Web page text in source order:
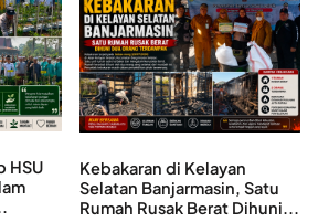
HSU
Kebakaran di Kelayan
Selatan Banjarmasin, Satu
Rumah Rusak Berat Dihuni...